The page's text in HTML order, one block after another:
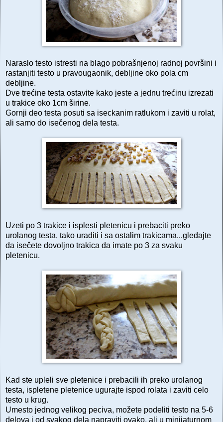
Naraslo testo istresti na blago pobrašnjenoj radnoj površini i
rastanjiti testo u pravougaonik, debljine oko pola cm
debljine.
Dve trećine testa ostavite kako jeste a jednu trećinu izrezati
u trakice oko 1cm širine.
Gornji deo testa posuti sa iseckanim ratlukom i zaviti u rolat,
ali samo do isečenog dela testa.
Uzeti po 3 trakice i isplesti pletenicu i prebaciti preko
urolanog testa, tako uraditi i sa ostalim trakicama...gledajte
da isečete dovoljno trakica da imate po 3 za svaku
pletenicu.
Kad ste upleli sve pletenice i prebacili ih preko urolanog
testa, ispletene pletenice ugurajte ispod rolata i zaviti celo
testo u krug.
Umesto jednog velikog peciva, možete podeliti testo na 5-6
delova i od svakog dela napraviti ovako, ali u minijaturnom